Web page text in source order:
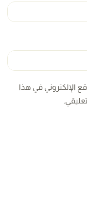
الإلكتروني في هذا